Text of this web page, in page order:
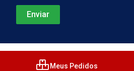
Meus Pedidos